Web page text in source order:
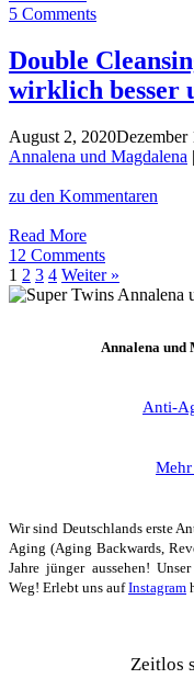
Cleansing
Paula’s
Choice:
Hält
wirklich
besser?
5 Comments
Double
wirklich besser
August 2, 2020Dezember
Annalena und Magdalena |
zu den Kommentaren
Read MoreDouble
Cleansing
mit
M.
das
12 Comments
1 2 3 4 Weiter »
Annalena und
Anti-
Wir sind Deutschlands erste
Aging (Aging Backwards,
Jahre jünger aussehen! Unser
Weg! Erlebt uns aufInstagram
Zeitlos